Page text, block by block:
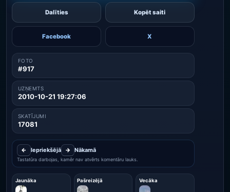
Dalīties Kopēt saiti
Facebook X
FOTO
#917
UZŅEMTS
2010-10-21 19:27:06
SKATĪJUMI
17081
← Iepriekšējā → Nākamā
Tastatūra darbojas, kamēr nav atvērts komentāru lauks.
Jaunāka Pašreizējā Vecāka